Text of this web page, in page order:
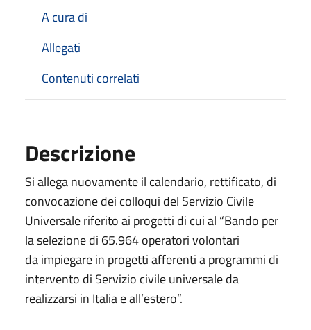
A cura di
Allegati
Contenuti correlati
Descrizione
Si allega nuovamente il calendario, rettificato, di
convocazione dei colloqui del Servizio Civile
Universale riferito ai progetti di cui al “Bando per
la selezione di 65.964 operatori volontari
da impiegare in progetti afferenti a programmi di
intervento di Servizio civile universale da
realizzarsi in Italia e all’estero”.